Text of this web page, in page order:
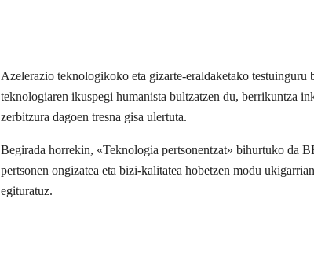
Azelerazio teknologikoko eta gizarte-eraldaketako
teknologiaren ikuspegi humanista bultzatzen du, berrikuntza
zerbitzura dagoen tresna gisa ulertuta.
Begirada horrekin, «Teknologia pertsonentzat» bihurtuko da
pertsonen ongizatea eta bizi-kalitatea hobetzen modu
egituratuz.